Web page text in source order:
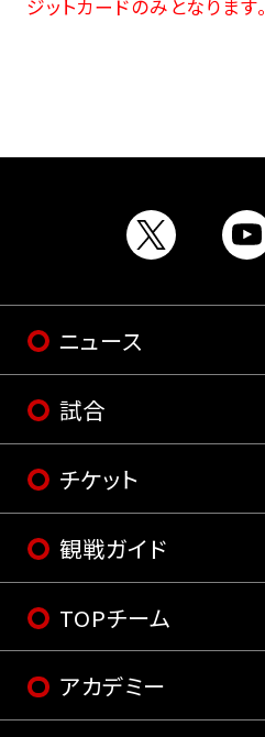
ジットカードのみとなります。
ニュース
試合
チケット
観戦ガイド
TOPチーム
アカデミー